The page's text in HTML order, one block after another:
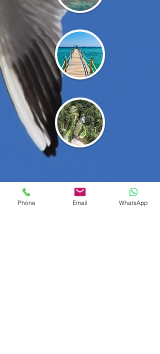
Phone Email WhatsApp